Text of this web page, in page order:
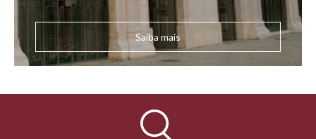
Saiba mais